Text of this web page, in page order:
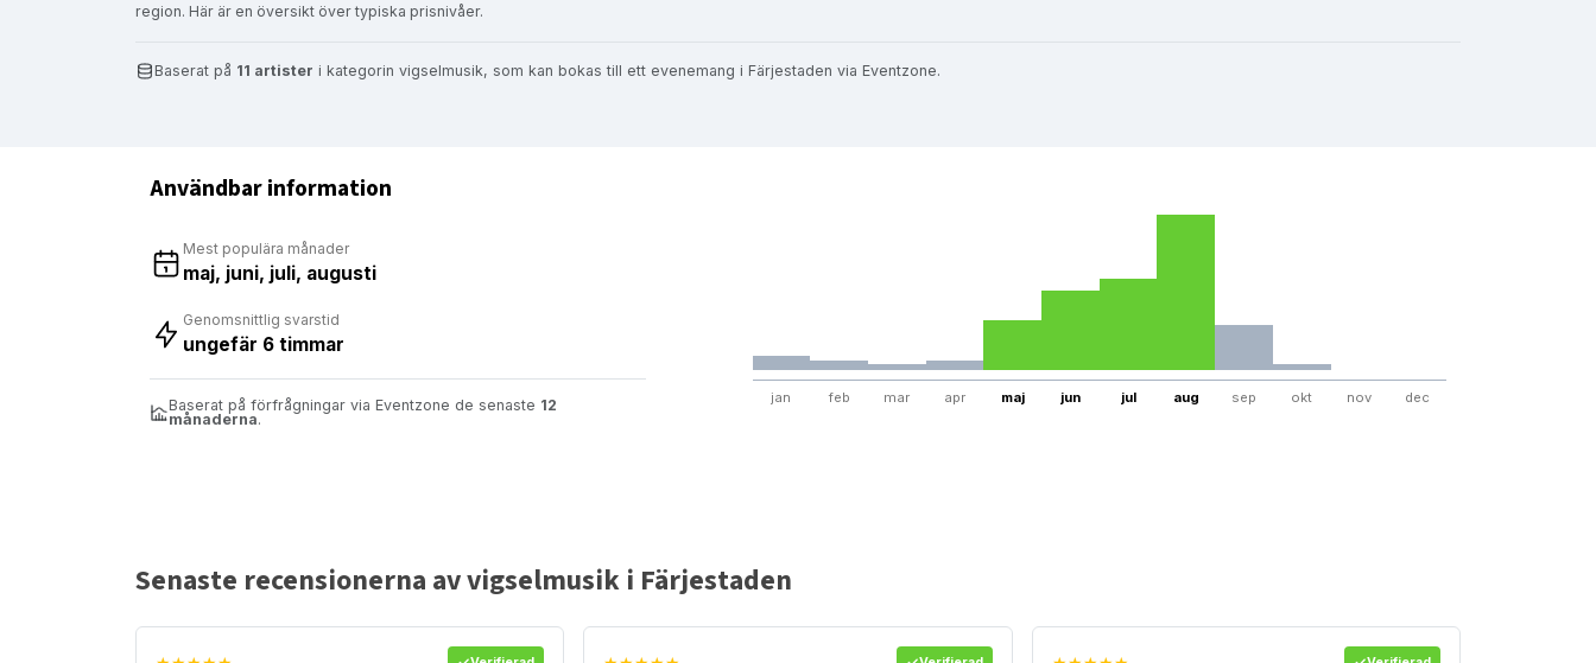
region. Här är en översikt över typiska prisnivåer.
Baserat på 11 artister i kategorin vigselmusik, som kan bokas till ett evenemang i Färjestaden via Eventzone.
Användbar information
Mest populära månader
maj, juni, juli, augusti
Genomsnittlig svarstid
ungefär 6 timmar
Baserat på förfrågningar via Eventzone de senaste 12
månaderna.
jan feb mar apr maj jun jul aug sep okt nov dec
Senaste recensionerna av vigselmusik i Färjestaden